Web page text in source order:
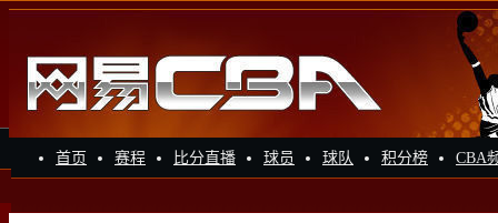
首页 赛程 比分直播 球员 球队 积分榜 CBA